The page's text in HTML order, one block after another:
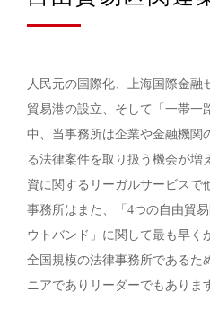
人民元の国際化、上海国際金融
貿易港の設立、そして「一帯一
中、当事務所は企業や金融機関
る法律案件を取り扱う機会が増
資に関するリーガルサービスで
事務所はまた、「4つの自由貿
ウトバンド」に関して最も早く
全国規模の法律事務所であるた
ニアでありリーダーでもありま